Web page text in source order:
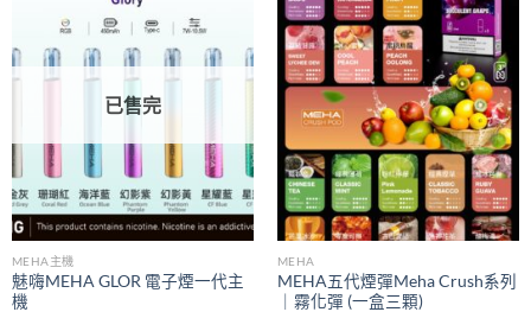
wishlist
已售完
MEHA主機
魅嗨MEHA GLOR 電子煙一代主
機
Add to
wishlist
MEHA
MEHA五代煙彈Meha Crush系列
｜霧化彈 (一盒三顆)